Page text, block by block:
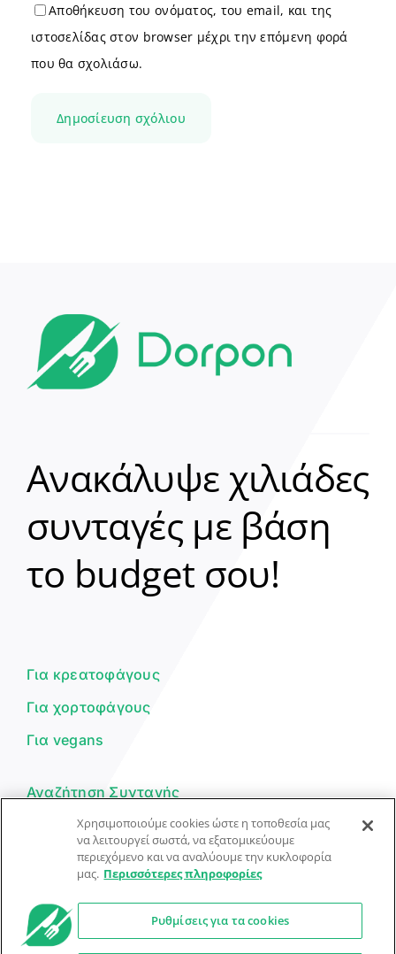
Αποθήκευση του ονόματος, του email, και της
ιστοσελίδας στον browser μέχρι την επόμενη φορά
που θα σχολιάσω.
Ανακάλυψε χιλιάδες
συνταγές με βάση
το budget σου!
Για κρεατοφάγους
Για χορτοφάγους
Για vegans
Αναζήτηση Συνταγής
Υποβολή Συνταγής
Φόρμα Επικοινωνίας
© Dorpon • Μηχανή αναζήτησης για …καλοφαγάδες!
Χρησιμοποιούμε cookies ώστε η τοποθεσία μας
να λειτουργεί σωστά, να εξατομικεύουμε
περιεχόμενο και να αναλύουμε την κυκλοφορία
μας. Περισσότερες πληροφορίες
Ρυθμίσεις για τα cookies